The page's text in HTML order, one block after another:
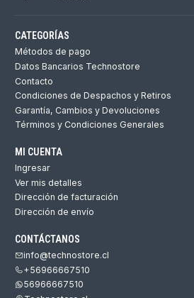
CATEGORÍAS
Métodos de pago
Datos Bancarios Technostore
Contacto
Condiciones de Despachos y Retiros
Garantía, Cambios y Devoluciones
Términos y Condiciones Generales
MI CUENTA
Ingresar
Ver mis detalles
Dirección de facturación
Dirección de envío
CONTÁCTANOS
info@technostore.cl
+56966667510
56966667510